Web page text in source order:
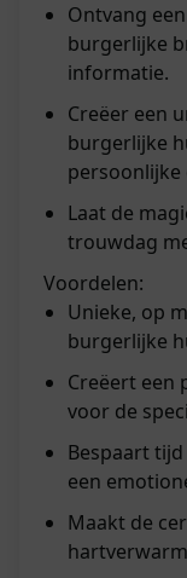
Ontvang
burgerlijke
informatie.
Creëer een
burgerlijke
persoonlijke
Laat de
trouwdag
Voordelen:
Unieke, op
burgerlijke
Creëert een
voor de
Bespaart
een
Maakt de